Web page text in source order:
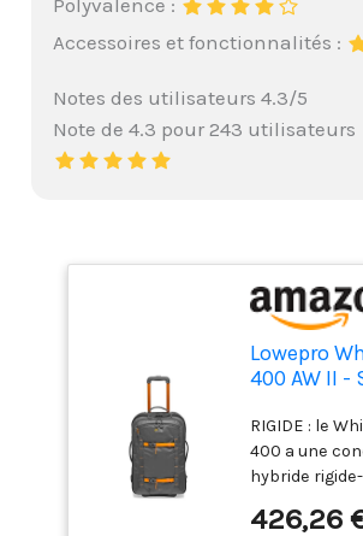
Polyvalence :
Accessoires et fonctionnalités :
Notes des utilisateurs 4.3/5
Note de 4.3 pour 243 utilisateurs
Lowepro
400 AW II -
Appareil
Tissus
roulettes
Tout
RIGIDE : le
400 a une
hybride
nylon recyclé
426,26